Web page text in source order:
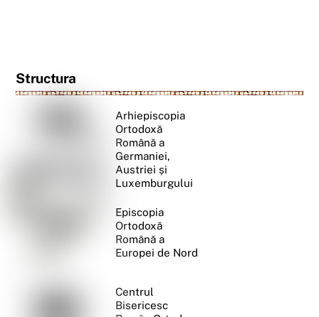
Structura
Arhiepiscopia
Ortodoxă
Română a
Germaniei,
Austriei și
Luxemburgului
Episcopia
Ortodoxă
Română a
Europei de Nord
Centrul
Bisericesc